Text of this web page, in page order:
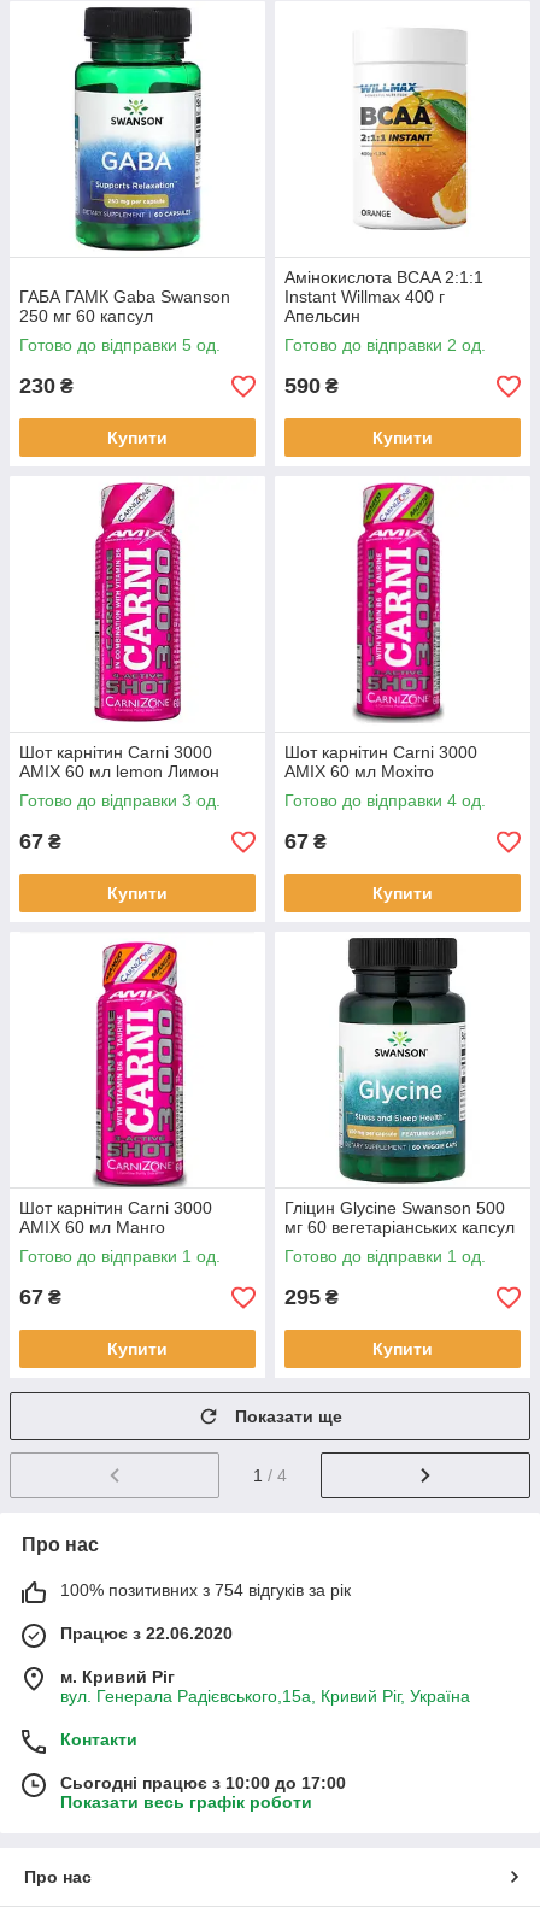
ГАБА ГАМК Gaba Swanson
250 мг 60 капсул
Готово до відправки 5 од.
230 ₴
Купити
Амінокислота BCAA 2:1:1
Instant Willmax 400 г
Апельсин
Готово до відправки 2 од.
590 ₴
Купити
Шот карнітин Carni 3000
AMIX 60 мл lemon Лимон
Готово до відправки 3 од.
67 ₴
Купити
Шот карнітин Carni 3000
AMIX 60 мл Мохіто
Готово до відправки 4 од.
67 ₴
Купити
Шот карнітин Carni 3000
AMIX 60 мл Манго
Готово до відправки 1 од.
67 ₴
Купити
Гліцин Glycine Swanson 500
мг 60 вегетаріанських капсул
Готово до відправки 1 од.
295 ₴
Купити
Показати ще
1 / 4
Про нас
100% позитивних з 754 відгуків за рік
Працює з 22.06.2020
м. Кривий Ріг
вул. Генерала Радієвського,15а, Кривий Ріг, Україна
Контакти
Сьогодні працює з 10:00 до 17:00
Показати весь графік роботи
Про нас